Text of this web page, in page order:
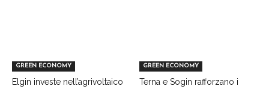
GREEN ECONOMY
Elgin investe nell’agrivoltaico
GREEN ECONOMY
Terna e Sogin rafforzano i